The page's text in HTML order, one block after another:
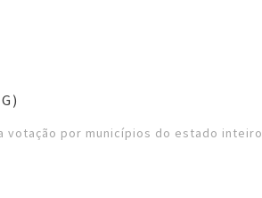
votação por municípios do estado inteiro